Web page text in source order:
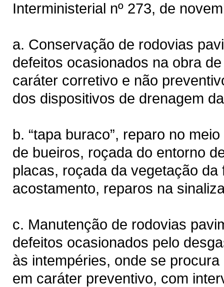
Interministerial nº 273, de
a. Conservação de rodovias
defeitos ocasionados na obra
caráter corretivo e não
dos dispositivos de drenagem
b. “tapa buraco”, reparo no
de bueiros, roçada do entorno
placas, roçada da vegetação
acostamento, reparos na
c. Manutenção de rodovias
defeitos ocasionados pelo
às intempéries, onde se
em caráter preventivo, com